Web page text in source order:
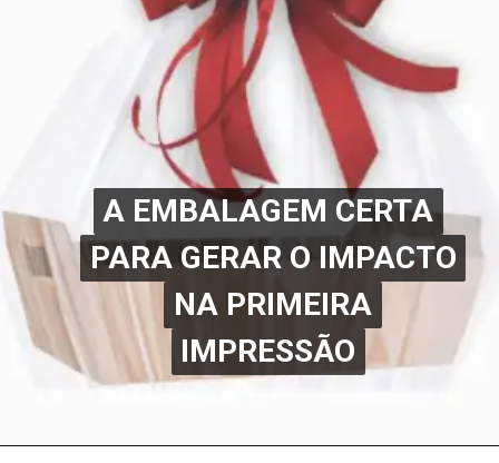
A EMBALAGEM CERTA
PARA GERAR O IMPACTO
NA PRIMEIRA
IMPRESSÃO
A EMBALAGEM CERTA
PARA GERAR O IMPACTO
NA PRIMEIRA
IMPRESSÃO